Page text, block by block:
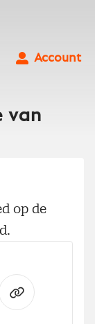
Account
van
op de